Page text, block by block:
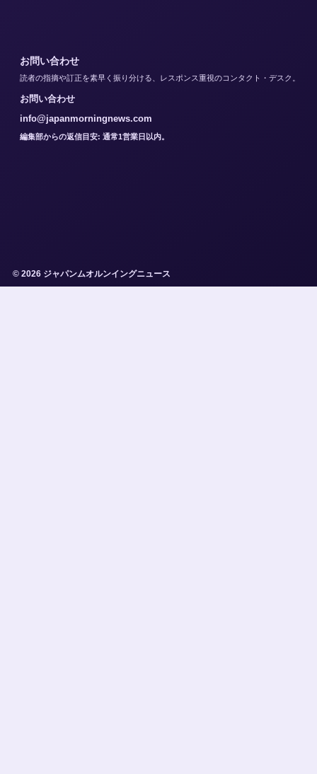
お問い合わせ
読者の指摘や訂正を素早く振り分ける、レスポンス重視のコンタクト・デスク。
お問い合わせ
info@japanmorningnews.com
編集部からの返信目安: 通常1営業日以内。
© 2026 ジャパンムオルンイングニュース